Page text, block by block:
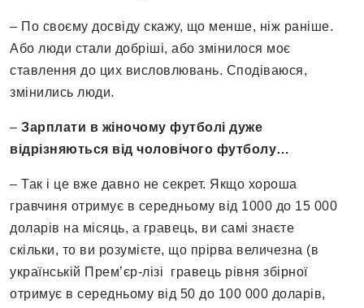
– По своєму досвіду скажу, що менше, ніж раніше.
Або люди стали добріші, або змінилося моє
ставлення до цих висловлювань. Сподіваюся,
змінились люди.
– Зарплати в жіночому футболі дуже
відрізняються від чоловічого футболу…
– Так і це вже давно не секрет. Якщо хороша
гравчиня отримує в середньому від 1000 до 15 000
доларів на місяць, а гравець, ви самі знаєте
скільки, то ви розумієте, що прірва величезна (в
українській Прем’єр-лізі гравець рівня збірної
отримує в середньому від 50 до 100 000 доларів,